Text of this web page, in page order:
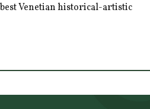
Venetian historical-artistic